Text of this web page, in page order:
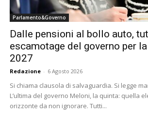
Parlamento&Governo
Dalle pensioni al bollo auto,
escamotage del governo per
2027
Redazione - 6 Agosto 2026
Si chiama clausola di salvaguardia. Si legge
L’ultima del governo Meloni, la quinta: quella
orizzonte da non ignorare. Tutti...